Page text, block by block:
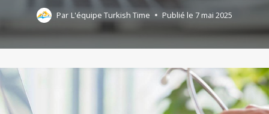
Par L'équipe Turkish Time Publié le 7 mai 2025